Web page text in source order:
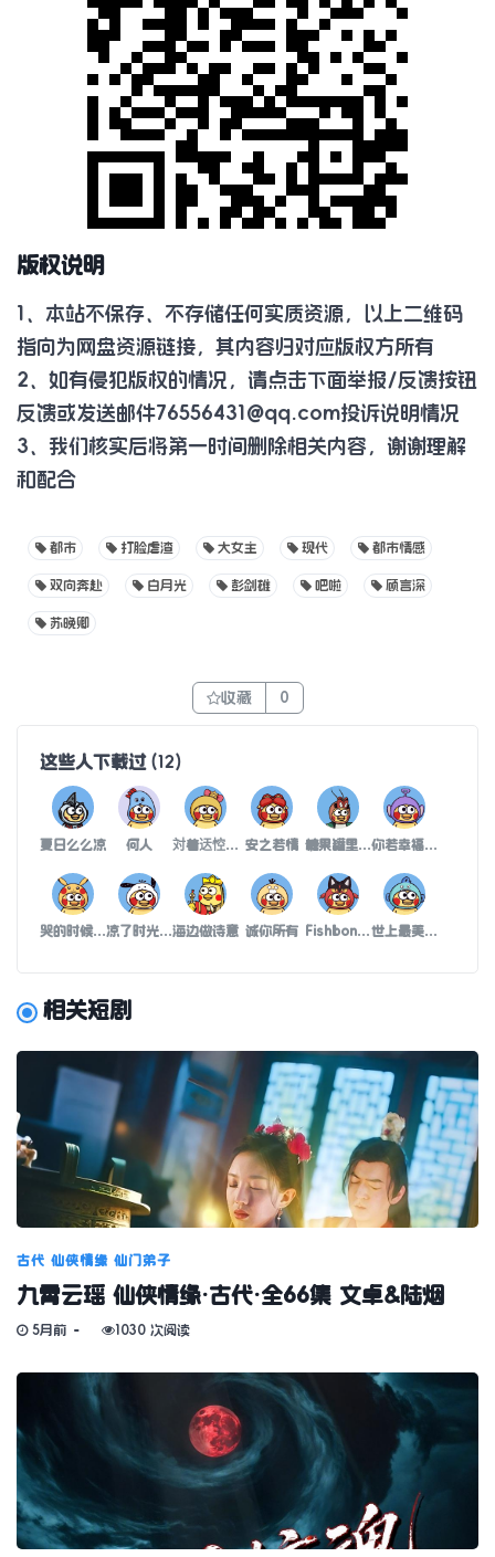
版权说明
1、本站不保存、不存储任何实质资源，以上二维码
指向为网盘资源链接，其内容归对应版权方所有
2、如有侵犯版权的情况，请点击下面举报/反馈按钮
反馈或发送邮件76556431@qq.com投诉说明情况
3、我们核实后将第一时间删除相关内容，谢谢理解
和配合
都市 打脸虐渣 大女主 现代 都市情感
双向奔赴 白月光 彭剑雄 吧啦 顾言深
苏晚卿
收藏 0
这些人下载过(12)
夏日么么凉 何人 対着迗悾、說愛你 安之若情 糖果罐里的颜色 你若幸福我便不再打扰
哭的时候你不在 凉了时光病了心脏老了少年海边做诗意 诚你所有 Fishbone鱼刺 世上最美的字就是你的名字
相关短剧
古代 仙侠情缘 仙门弟子
九霄云瑶 仙侠情缘·古代·全66集 文卓&陆烟
5月前 1030 次阅读